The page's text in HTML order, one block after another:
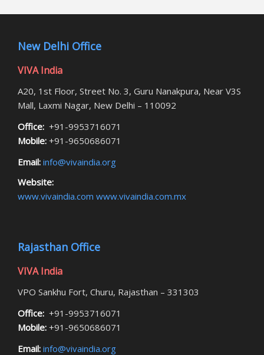
New Delhi Office
VIVA India
A20, 1st Floor, Street No. 3, Guru Nanakpura, Near V3S
Mall, Laxmi Nagar, New Delhi – 110092
Office: +91-9953716071
Mobile: +91-9650686071
Email: info@vivaindia.org
Website:
www.vivaindia.com www.vivaindia.com.mx
Rajasthan Office
VIVA India
VPO Sankhu Fort, Churu, Rajasthan – 331303
Office: +91-9953716071
Mobile: +91-9650686071
Email: info@vivaindia.org